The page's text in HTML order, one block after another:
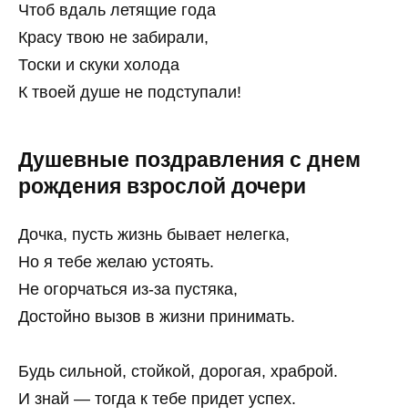
Чтоб вдаль летящие года
Красу твою не забирали,
Тоски и скуки холода
К твоей душе не подступали!
Душевные поздравления с днем
рождения взрослой дочери
Дочка, пусть жизнь бывает нелегка,
Но я тебе желаю устоять.
Не огорчаться из-за пустяка,
Достойно вызов в жизни принимать.
Будь сильной, стойкой, дорогая, храброй.
И знай — тогда к тебе придет успех.